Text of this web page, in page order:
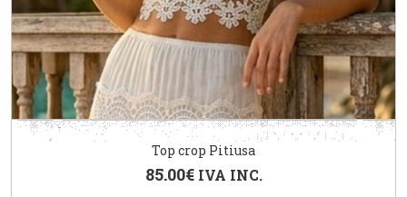
Top crop Pitiusa
85.00€ IVA INC.